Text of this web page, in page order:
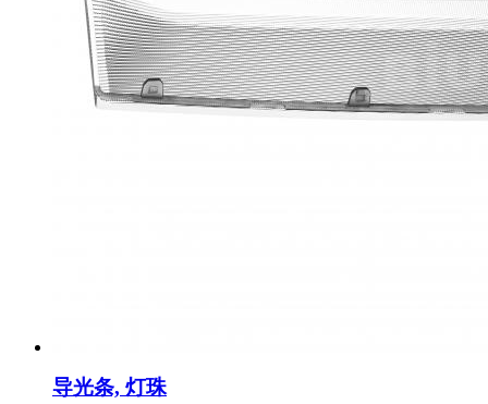
导光条, 灯珠